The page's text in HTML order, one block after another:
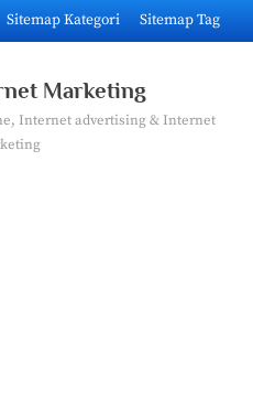
Sitemap Kategori Sitemap Tag
Marketing
Internet advertising & Internet